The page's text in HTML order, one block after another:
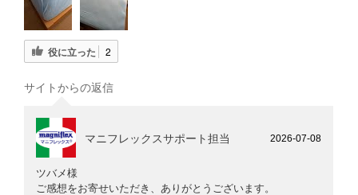
役に立った 2
サイトからの返信
マニフレックスサポート担当 2026-07-08
ツバメ様
ご感想をお寄せいただき、ありがとうございます。